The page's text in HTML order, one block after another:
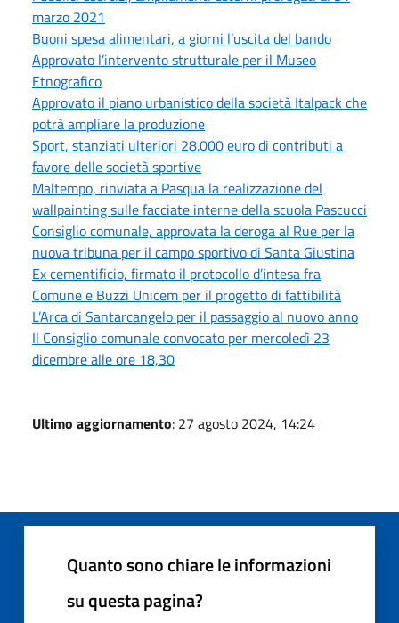
marzo 2021
Buoni spesa alimentari, a giorni l’uscita del bando
Approvato l’intervento strutturale per il Museo
Etnografico
Approvato il piano urbanistico della società Italpack che
potrà ampliare la produzione
Sport, stanziati ulteriori 28.000 euro di contributi a
favore delle società sportive
Maltempo, rinviata a Pasqua la realizzazione del
wallpainting sulle facciate interne della scuola Pascucci
Consiglio comunale, approvata la deroga al Rue per la
nuova tribuna per il campo sportivo di Santa Giustina
Ex cementificio, firmato il protocollo d’intesa fra
Comune e Buzzi Unicem per il progetto di fattibilità
L’Arca di Santarcangelo per il passaggio al nuovo anno
Il Consiglio comunale convocato per mercoledì 23
dicembre alle ore 18,30
Ultimo aggiornamento: 27 agosto 2024, 14:24
Quanto sono chiare le informazioni
su questa pagina?